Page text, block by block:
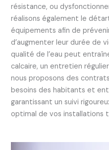
résistance, ou
réalisons également le
équipements afin de
d’augmenter leur durée de
qualité de l’eau peut
calcaire, un entretien
nous proposons des
besoins des habitants et
garantissant un suivi
optimal de vos installations